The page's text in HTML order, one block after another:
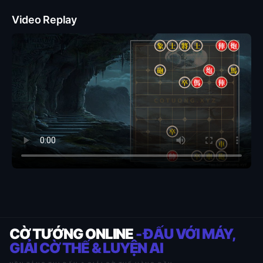
Video Replay
CỜ TƯỚNG ONLINE- ĐẤU VỚI MÁY,
GIẢI CỜ THẾ & LUYỆN AI